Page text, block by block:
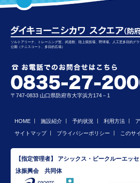
ソルトアリーナ、トレーニング室、武道館、陸上競技場、野球場、人工芝多目的グ
公園（テニスコート、多目的広場）
〒747-0833 山口県防府市大字浜方174－1
HOME 施設紹介 予約状況 利用方法
サイトマップ プライバシーポリシー このサ
【指定管理者】 アシックス・ビークルーエッ
泳振興会 共同体